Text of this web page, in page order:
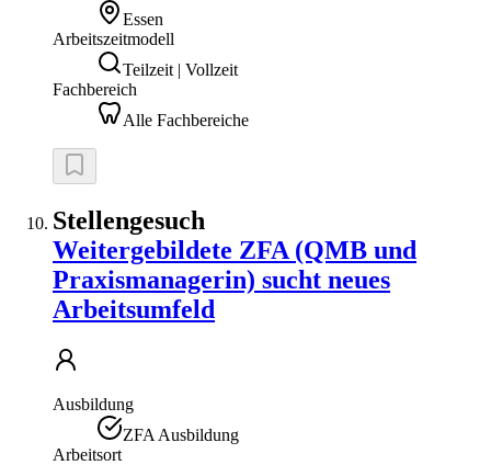
Essen
Arbeitszeitmodell
Teilzeit | Vollzeit
Fachbereich
Alle Fachbereiche
Stellengesuch
Weitergebildete ZFA (QMB und
Praxismanagerin) sucht neues
Arbeitsumfeld
Ausbildung
ZFA Ausbildung
Arbeitsort